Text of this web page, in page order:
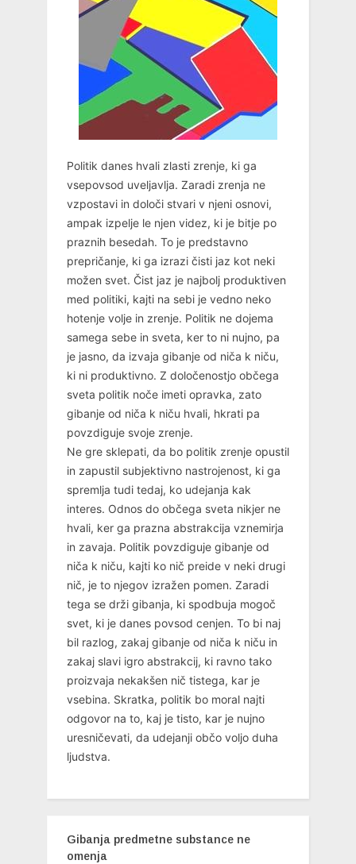
Politik danes hvali zlasti zrenje, ki ga
vsepovsod uveljavlja. Zaradi zrenja ne
vzpostavi in določi stvari v njeni osnovi,
ampak izpelje le njen videz, ki je bitje po
praznih besedah. To je predstavno
prepričanje, ki ga izrazi čisti jaz kot neki
možen svet. Čist jaz je najbolj produktiven
med politiki, kajti na sebi je vedno neko
hotenje volje in zrenje. Politik ne dojema
samega sebe in sveta, ker to ni nujno, pa
je jasno, da izvaja gibanje od niča k niču,
ki ni produktivno. Z določenostjo občega
sveta politik noče imeti opravka, zato
gibanje od niča k niču hvali, hkrati pa
povzdiguje svoje zrenje.
Ne gre sklepati, da bo politik zrenje opustil
in zapustil subjektivno nastrojenost, ki ga
spremlja tudi tedaj, ko udejanja kak
interes. Odnos do občega sveta nikjer ne
hvali, ker ga prazna abstrakcija vznemirja
in zavaja. Politik povzdiguje gibanje od
niča k niču, kajti ko nič preide v neki drugi
nič, je to njegov izražen pomen. Zaradi
tega se drži gibanja, ki spodbuja mogoč
svet, ki je danes povsod cenjen. To bi naj
bil razlog, zakaj gibanje od niča k niču in
zakaj slavi igro abstrakcij, ki ravno tako
proizvaja nekakšen nič tistega, kar je
vsebina. Skratka, politik bo moral najti
odgovor na to, kaj je tisto, kar je nujno
uresničevati, da udejanji občo voljo duha
ljudstva.
Gibanja predmetne substance ne
omenja